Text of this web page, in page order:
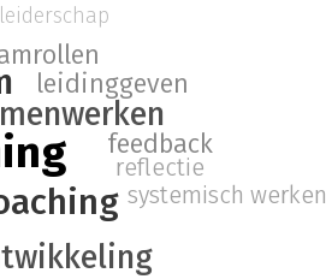
leidinggeven
feedback
reflectie
systemisch werken